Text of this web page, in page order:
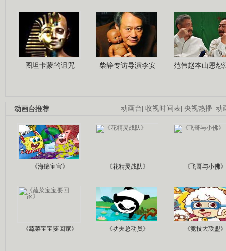
图坦卡蒙的诅咒 柴静专访导演李安 范伟赵本山恩怨
动画台| 收视时间表| 央视热播| 动
动画台推荐
《海绵宝宝》 《花精灵战队》 《飞哥与小佛》
《蔬菜宝宝要回家》 《功夫总动员》 《竞技大联盟》